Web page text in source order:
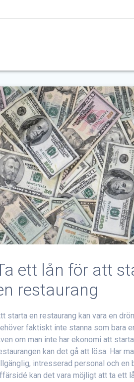
ett lån för att
restaurang
starta en restaurang kan vara en
faktiskt inte stanna som bara
om man inte har ekonomi att starta
kan det gå att lösa. Har
intresserad personal och en
kan det vara möjligt att ta ett